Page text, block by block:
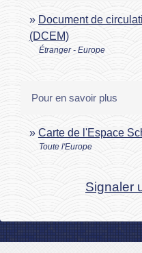
Document de
(DCEM)
Étranger - Europe
Pour en savoir plus
Carte de l'Espace
Toute l'Europe
Signaler